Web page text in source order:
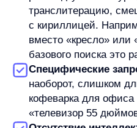
000 посетителей в месяц,
поиск, и 20% поисковых
результатов. Это 12 000
которые ушли без покупки!
Как пустые запросы
на бизнес: цифры и
Давайте говорить цифрами:
покидают сайт сразу после